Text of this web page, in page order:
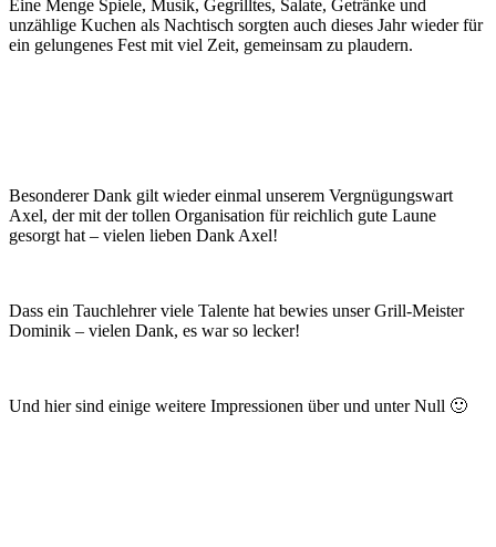
Eine Menge Spiele, Musik, Gegrilltes, Salate, Getränke und
unzählige Kuchen als Nachtisch sorgten auch dieses Jahr wieder für
ein gelungenes Fest mit viel Zeit, gemeinsam zu plaudern.
Besonderer Dank gilt wieder einmal unserem Vergnügungswart
Axel, der mit der tollen Organisation für reichlich gute Laune
gesorgt hat – vielen lieben Dank Axel!
Dass ein Tauchlehrer viele Talente hat bewies unser Grill-Meister
Dominik – vielen Dank, es war so lecker!
Und hier sind einige weitere Impressionen über und unter Null 🙂